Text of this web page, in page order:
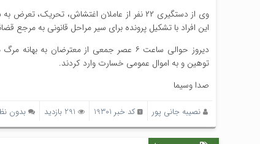
وی از دستگیری ۲۲ نفر از عاملان اغتشاش،
این افراد با تشکیل پرونده برای سیر مراحل قانونی به مرجع
دیروز حوالی ساعت ۶ عصر جمعی از
توهین و به اموال عمومی خسارت وارد کردند.
صدا وسیما
نصیبه جانی پور کد خبر 19301 بدون